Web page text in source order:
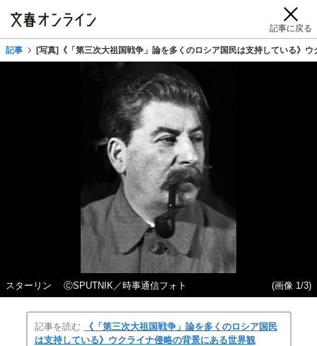
記事に戻る
記事 [写真]《「第三次大祖国戦争」論を多くのロシア国民は支持している》
スターリン ⒸSPUTNIK／時事通信フォト (画像 1/3)
記事を読む
《「第三次大祖国戦争」論を多くのロシア国民
は支持している》ウクライナ侵略の背景にある世界観